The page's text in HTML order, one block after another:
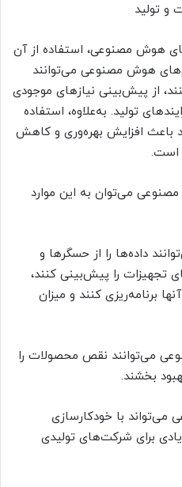
هوش مصنوعی، استفاده از آن
هوش مصنوعی می‌توانند
از پیش‌بینی نیازهای موجودی
تولید. به‌علاوه، استفاده
باعث افزایش بهره‌وری و کاهش
است.
می‌توان به این موارد
داده‌ها را از حسگرها و
تجهیزات را پیش‌بینی کنند،
برنامه‌ریزی کنند و میزان
می‌توانند نقص محصولات را
بخشند.
با خودکارسازی
برای شرکت‌های تولیدی